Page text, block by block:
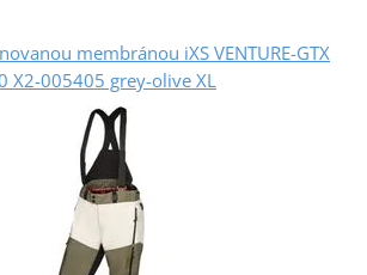
membránou iXS VENTURE-GTX
X2-005405 grey-olive XL